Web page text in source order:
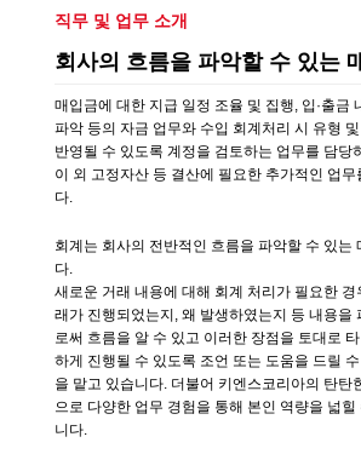
직무 및 업무 소개
회사의 흐름을 파악할 수 있는
매입금에 대한 지급 일정 조율 및 집행, 입·출금
파악 등의 자금 업무와 수입 회계처리 시 유형
반영될 수 있도록 계정을 검토하는 업무를 담당
이 외 고정자산 등 결산에 필요한 추가적인 업
다.
회계는 회사의 전반적인 흐름을 파악할 수 있는
다.
새로운 거래 내용에 대해 회계 처리가 필요한 경
래가 진행되었는지, 왜 발생하였는지 등 내용을
로써 흐름을 알 수 있고 이러한 장점을 토대로
하게 진행될 수 있도록 조언 또는 도움을 드릴
을 맡고 있습니다. 더불어 키엔스코리아의 탄탄
으로 다양한 업무 경험을 통해 본인 역량을 넓힐
니다.